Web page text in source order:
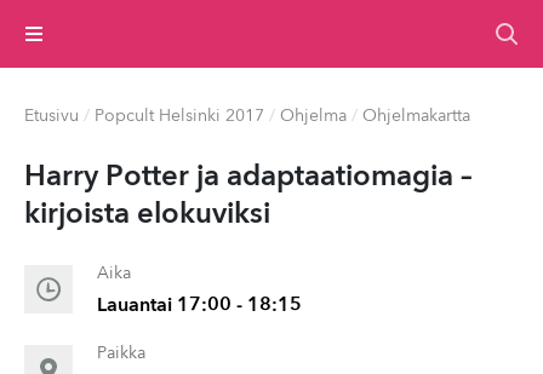
Valikko
Etusivu / Popcult Helsinki 2017 / Ohjelma / Ohjelmakartta
Harry Potter ja adap­taa­tioma­gia –
kirjoista elokuviksi
Aika
Lauantai 17:00 - 18:15
Paikka